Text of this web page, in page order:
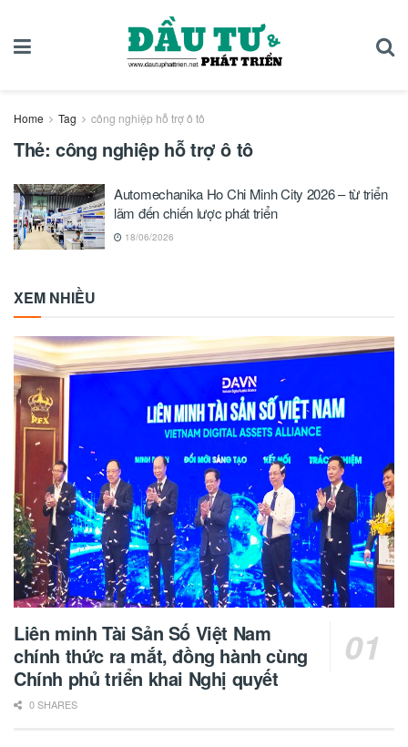
Home Tag công nghiệp hỗ trợ ô tô
Thẻ: công nghiệp hỗ trợ ô tô
Automechanika Ho Chi Minh City 2026 – từ triển
lãm đến chiến lược phát triển
18/06/2026
XEM NHIỀU
Liên minh Tài Sản Số Việt Nam
chính thức ra mắt, đồng hành cùng
Chính phủ triển khai Nghị quyết
0 SHARES